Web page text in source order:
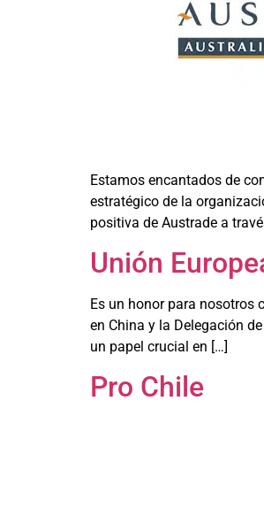
Estamos encantados de
estratégico de la
positiva de Austrade a
Unión
Es un honor para nosotros
en China y la Delegación
un papel crucial en […]
Pro Chile